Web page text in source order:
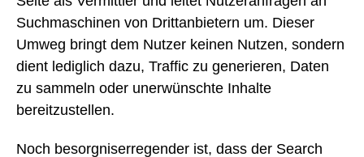
Suchmaschinen von Drittanbietern um. Dieser
Umweg bringt dem Nutzer keinen Nutzen, sondern
dient lediglich dazu, Traffic zu generieren, Daten
zu sammeln oder unerwünschte Inhalte
bereitzustellen.
Noch besorgniserregender ist, dass der Search